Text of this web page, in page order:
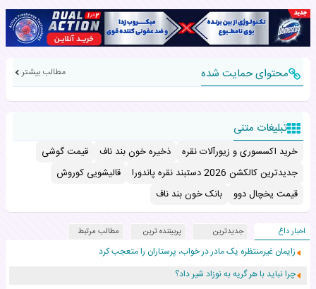
محتوای حمایت شده مطالب بیشتر
تبلیغات متنی
خرید اکسسوری و زیورآلات نقره ذخیره خون بند ناف
قیمت گوشی
جدیدترین کالکشن 2026 دستبند نقره پاندورا
قالیشویی کوروش
قیمت یخچال دوو
بانک خون بند ناف
اخبار داغ جدیدترین پربیننده ترین مطالب مرتبط
زایمان غیرمنتظره یک مادر در خواب، پرستاران را متعجب کرد
چرا نباید با هر گریه به نوزاد شیر داد؟